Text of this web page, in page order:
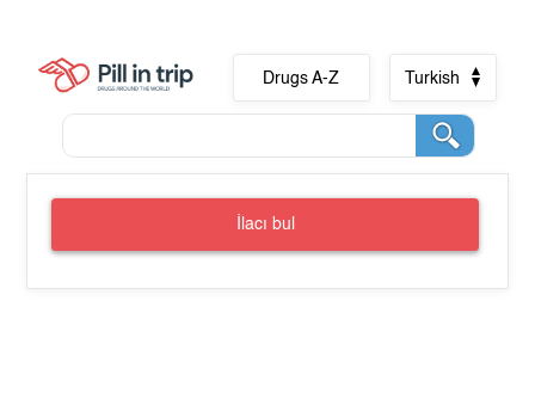
Drugs A-Z Turkish
İlacı bul